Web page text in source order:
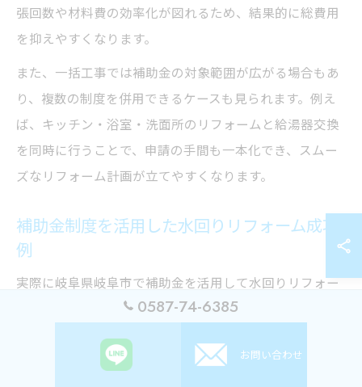
張回数や材料費の効率化が図れるため、結果的に総費用
を抑えやすくなります。
また、一括工事では補助金の対象範囲が広がる場合もあ
り、複数の制度を併用できるケースも見られます。例え
ば、キッチン・浴室・洗面所のリフォームと給湯器交換
を同時に行うことで、申請の手間も一本化でき、スムー
ズなリフォーム計画が立てやすくなります。
補助金制度を活用した水回りリフォーム成功
例
実際に岐阜県岐阜市で補助金を活用して水回りリフォー
ムを行った家庭では、給湯器の老朽化によるトラブルを
解消し、同時に浴室やキッチンの機能向上を実現してい
ます。省エネ給湯器への交換で光熱費が年間で数万円単
0587-74-6385
お問い合わせ